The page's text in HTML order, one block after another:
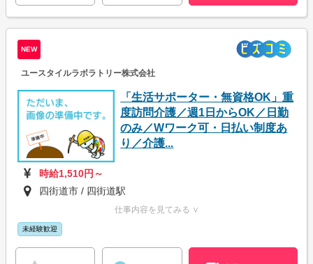
NEW
ユースタイルラボラトリー株式会社
「生活サポーター・無資格OK」重
度訪問介護／週1日からOK／日勤
のみ／Wワーク可・日払い制度あ
り／介護...
時給1,510円～
四街道市 / 四街道駅
仕事内容を見てみる ∨
未経験歓迎